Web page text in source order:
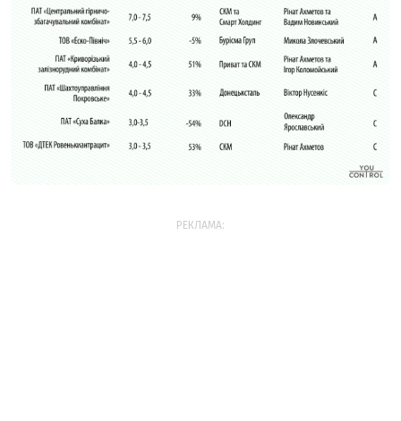
РЕКЛАМА: